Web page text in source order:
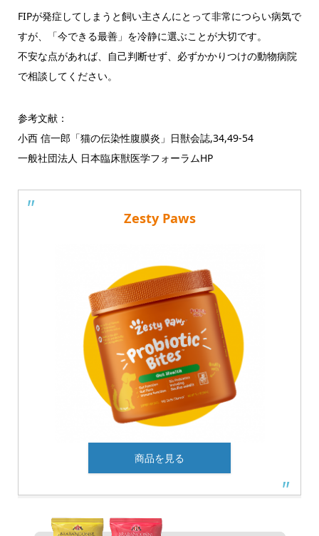
FIPが発症してしまうと飼い主さんにとって非常につらい病気で
すが、「今できる最善」を冷静に選ぶことが大切です。
不安な点があれば、自己判断せず、必ずかかりつけの動物病院
で相談してください。
参考文献：
小西 信一郎「猫の伝染性腹膜炎」日獣会誌,34,49-54
一般社団法人 日本臨床獣医学フォーラムHP
Zesty Paws
商品を見る